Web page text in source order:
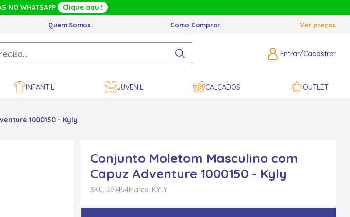
NO WHATSAPP Clique aqui!
Quem Somos Como Comprar Ver preços
Entrar/Cadastrar
INFANTIL JUVENIL CALÇADOS OUTLET
1000150 - Kyly
Conjunto Moletom Masculino com
Capuz Adventure 1000150 - Kyly
SKU: 597454Marca: KYLY